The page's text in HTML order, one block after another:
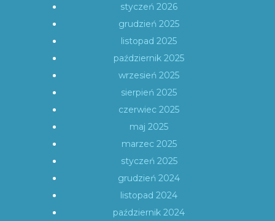
styczeń 2026
grudzień 2025
listopad 2025
październik 2025
wrzesień 2025
sierpień 2025
czerwiec 2025
maj 2025
marzec 2025
styczeń 2025
grudzień 2024
listopad 2024
październik 2024